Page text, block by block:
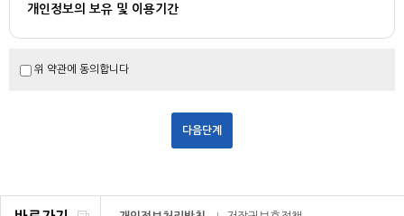
개인정보의 보유 및 이용기간
회원 탈퇴를 요청하거나 개인정보의 수집 및 이용에 대한 동의를 철회하는 경
인정보를 지체 없이 파기합니다. 다만, 다음의 정보에 대하여는 아래의 사유로
- 2년간 미 사용 시 홈페이지 로그인 계정을 삭제 합니다.
위 약관에 동의합니다